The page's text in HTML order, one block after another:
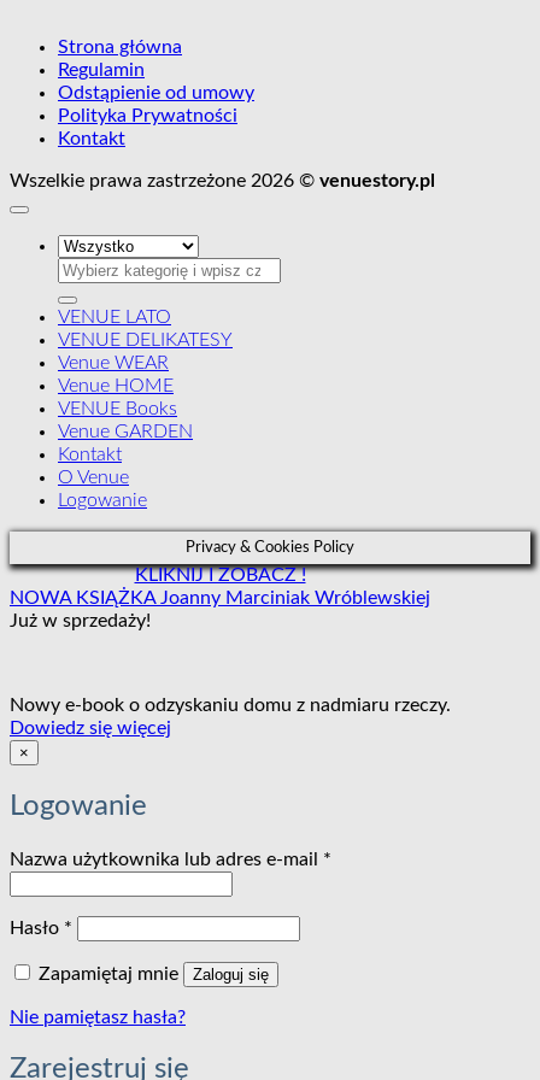
Strona główna
Regulamin
Odstąpienie od umowy
Polityka Prywatności
Kontakt
Wszelkie prawa zastrzeżone 2026 © venuestory.pl
Szukaj:
VENUE LATO
VENUE DELIKATESY
Venue WEAR
Venue HOME
VENUE Books
Venue GARDEN
Kontakt
O Venue
Logowanie
Privacy & Cookies Policy
KLIKNIJ I ZOBACZ !
NOWA KSIĄŻKA Joanny Marciniak Wróblewskiej
Już w sprzedaży!
Nowy e-book o odzyskaniu domu z nadmiaru rzeczy.
Dowiedz się więcej
×
Logowanie
Nazwa użytkownika lub adres e-mail *
Hasło *
Zapamiętaj mnie Zaloguj się
Nie pamiętasz hasła?
Zarejestruj się